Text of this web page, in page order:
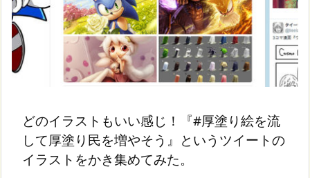
どのイラストもいい感じ！『#厚塗り絵を流
して厚塗り民を増やそう』というツイートの
イラストをかき集めてみた。